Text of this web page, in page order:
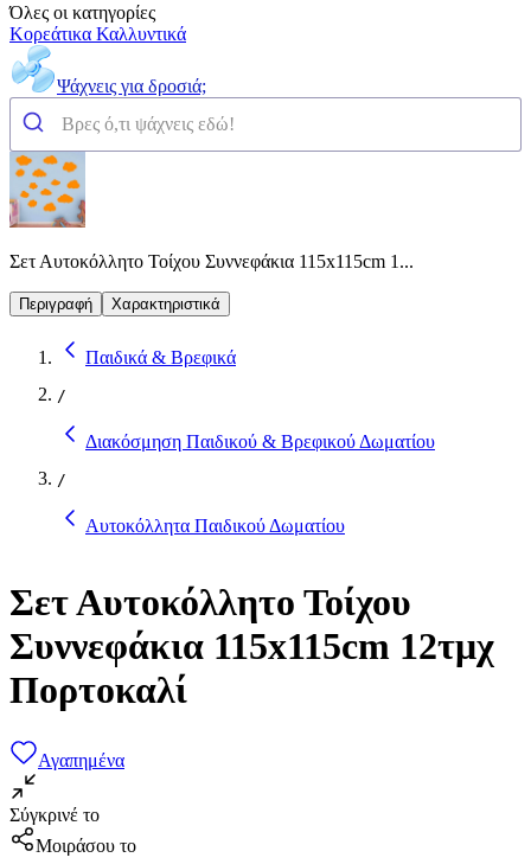
Όλες οι κατηγορίες
Κορεάτικα Καλλυντικά
Ψάχνεις για δροσιά;
Σετ Αυτοκόλλητο Τοίχου Συννεφάκια 115x115cm 1...
Περιγραφή Χαρακτηριστικά
Παιδικά & Βρεφικά
/
Διακόσμηση Παιδικού & Βρεφικού Δωματίου
/
Αυτοκόλλητα Παιδικού Δωματίου
Σετ Αυτοκόλλητο Τοίχου
Συννεφάκια 115x115cm 12τμχ
Πορτοκαλί
Αγαπημένα
Σύγκρινέ το
Μοιράσου το